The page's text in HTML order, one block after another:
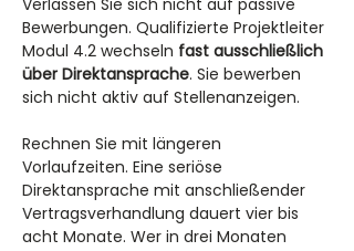
Verlassen Sie sich nicht auf passive
Bewerbungen. Qualifizierte Projektleiter
Modul 4.2 wechseln fast ausschließlich
über Direktansprache. Sie bewerben
sich nicht aktiv auf Stellenanzeigen.
Rechnen Sie mit längeren
Vorlaufzeiten. Eine seriöse
Direktansprache mit anschließender
Vertragsverhandlung dauert vier bis
acht Monate. Wer in drei Monaten